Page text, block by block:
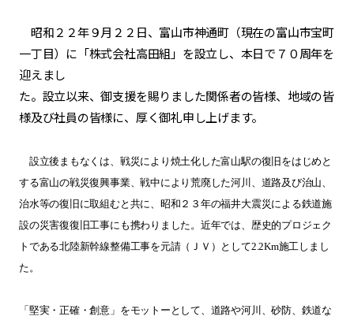
昭和２２年９月２２日、富山市神通町（現在の富山市宝町
一丁目）に「株式会社高田組」を設立し、本日で７０周年を
迎えまし
た。設立以来、御支援を賜りました関係者の皆様、地域の皆
様及び社員の皆様に、厚く御礼申し上げます。
設立後まもなくは、戦災により焼土化した富山駅の復旧をはじめと
する富山の戦災復興事業、戦中により荒廃した河川、道路及び治山、
治水等の復旧に取組むと共に、昭和２３年の福井大震災による鉄道施
設の災害復復旧工事にも携わりました。近年では、歴史的プロジェク
トである北陸新幹線整備工事を元請（ＪＶ）として2.2Km施工しまし
た。
「堅実・正確・創意」をモットーとして、道路や河川、砂防、鉄道な